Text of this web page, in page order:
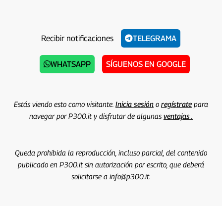
Recibir notificaciones TELEGRAMA
WHATSAPP SÍGUENOS EN GOOGLE
Estás viendo esto como visitante. Inicia sesióno regístratepara
navegar por P300.it y disfrutar de algunasventajas .
Queda prohibida la reproducción, incluso parcial, del contenido
publicado en P300.it sin autorización por escrito, que deberá
solicitarse a info@p300.it.